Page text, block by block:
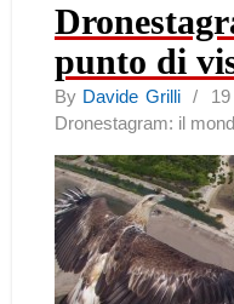
punto di
By Davide Grilli/ 19
Dronestagram: il